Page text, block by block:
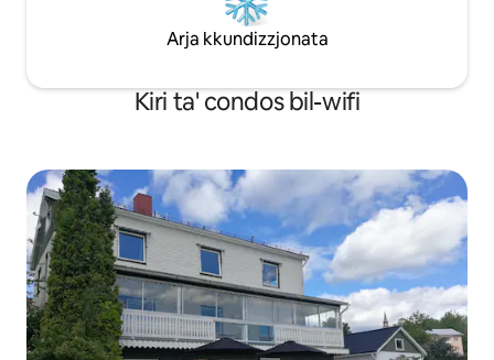
Arja kkundizzjonata
Kiri ta' condos bil-wifi